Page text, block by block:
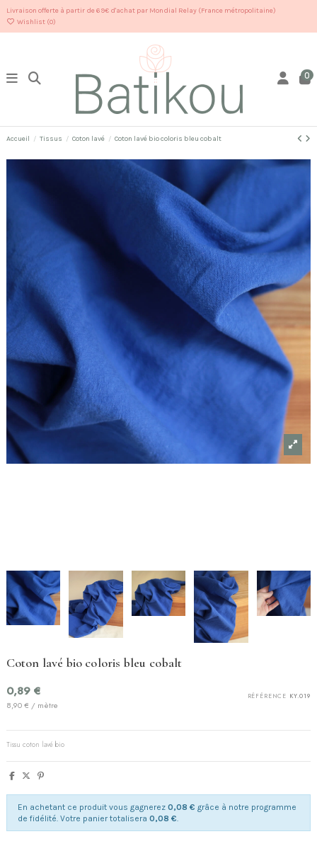
Livraison offerte à partir de 69€ d'achat par Mondial Relay (France métropolitaine)
Wishlist (0)
0
Accueil Tissus Coton lavé Coton lavé bio coloris bleu cobalt
Coton lavé bio coloris bleu cobalt
RÉFÉRENCE KY.019
0,89 €
8,90 € / mètre
Tissu coton lavé bio
En achetant ce produit vous gagnerez 0,08 € grâce à notre programme
de fidélité. Votre panier totalisera 0,08 €